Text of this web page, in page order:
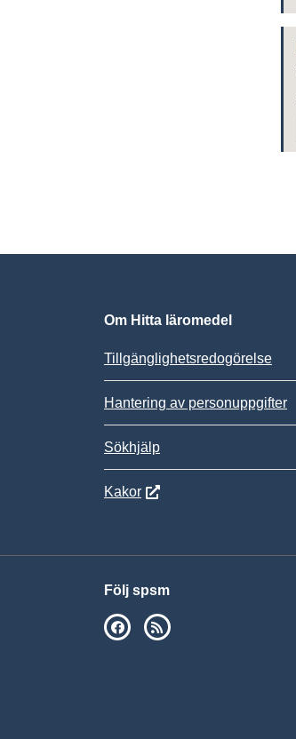
Om Hitta läromedel
Tillgänglighetsredogörelse
Hantering av personuppgifter
Sökhjälp
Kakor
Följ spsm
SPSM på Facebook